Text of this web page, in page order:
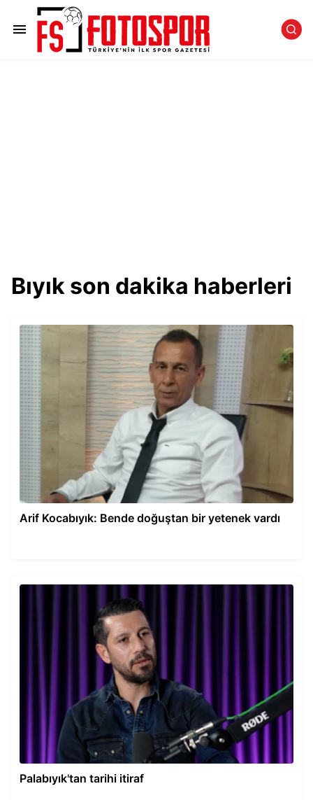
Bıyık son dakika haberleri
Arif Kocabıyık: Bende doğuştan bir yetenek vardı
Palabıyık'tan tarihi itiraf